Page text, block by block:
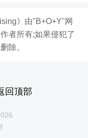
兼容性修改
, 方便用户咨询.
》由"B+O+Y"网
者所有;如果侵犯了
除。
回顶部